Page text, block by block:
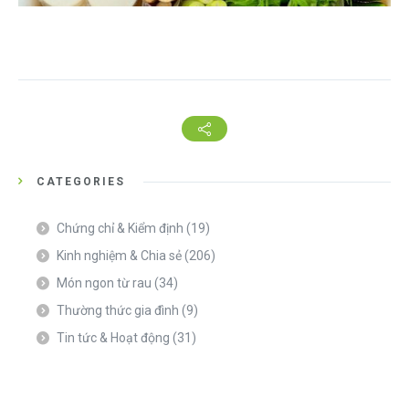
CATEGORIES
Chứng chỉ & Kiểm định (19)
Kinh nghiệm & Chia sẻ(206)
Món ngon từ rau (34)
Thường thức gia đình (9)
Tin tức & Hoạt động (31)